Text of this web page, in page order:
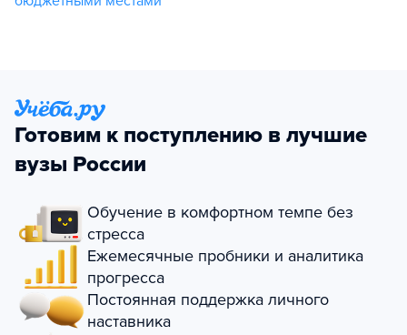
Готовим к поступлению в лучшие
вузы России
Обучение в комфортном темпе без
стресса
Ежемесячные пробники и аналитика
прогресса
Постоянная поддержка личного
наставника